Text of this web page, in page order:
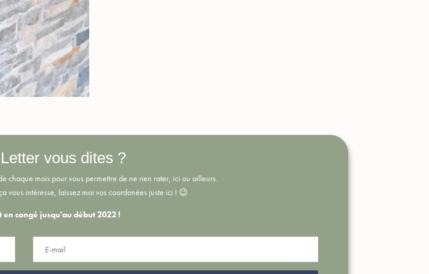
vous dites ?
chaque mois pour vous permettre de ne rien rater, ici ou ailleurs.
vous intéresse, laissez moi vos coordonées juste ici ! 😉
en congé jusqu'au début 2022 !